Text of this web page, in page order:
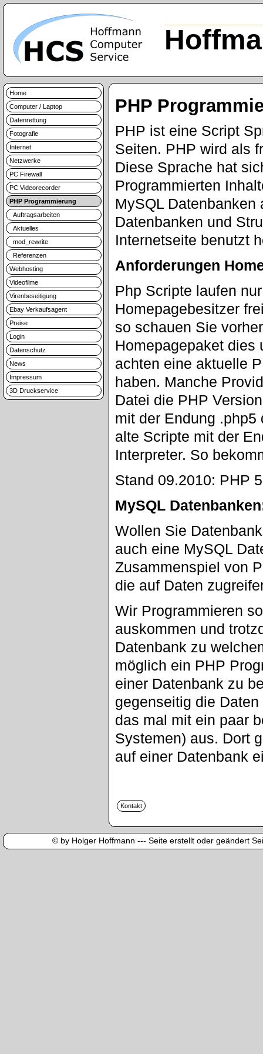
Home
Computer / Laptop
Datenrettung
Fotografie
Internet
Netzwerke
PC Firewall
PC Videorecorder
PHP Programmierung
Auftragsarbeiten
Aktuelles
mod_rewrite
Referenzen
Webhosting
Videofilme
Virenbeseitigung
Ebay Verkaufsagent
Preise
Login
Datenschutz
News
Impressum
3D Druckservice
PHP
PHP ist eine Script
Seiten. PHP wird als
Diese Sprache hat
Programmierten
MySQL
Datenbanken und
Internetseite benutzt
Anforderungen
Php Scripte laufen
Homepagebesitzer
so schauen Sie
Homepagepaket dies
achten eine aktuelle
haben. Manche
Datei die PHP
mit der Endung
alte Scripte mit der
Interpreter. So
Stand 09.2010: PHP
MySQL
Wollen Sie
auch eine MySQL
Zusammenspiel von
die auf Daten
Wir Programmieren
auskommen und
Datenbank zu
möglich ein PHP
einer Datenbank zu
gegenseitig die
das mal mit ein paar
Systemen) aus. Dort
auf einer Datenbank
© by Holger Hoffmann --- Seite erstellt oder geändert